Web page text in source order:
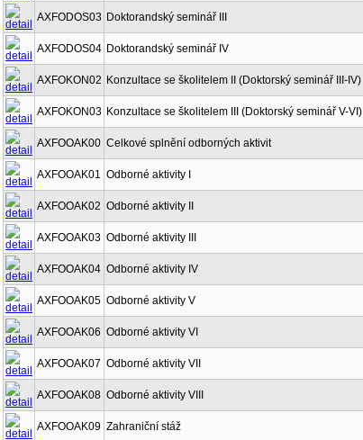
AXFODOS03 Doktorandský seminář III
AXFODOS04 Doktorandský seminář IV
AXFOKON02 Konzultace se školitelem II (Doktorský seminář III-IV)
AXFOKON03 Konzultace se školitelem III (Doktorský seminář V-VI)
AXFOOAK00 Celkové splnění odborných aktivit
AXFOOAK01 Odborné aktivity I
AXFOOAK02 Odborné aktivity II
AXFOOAK03 Odborné aktivity III
AXFOOAK04 Odborné aktivity IV
AXFOOAK05 Odborné aktivity V
AXFOOAK06 Odborné aktivity VI
AXFOOAK07 Odborné aktivity VII
AXFOOAK08 Odborné aktivity VIII
AXFOOAK09 Zahraniční stáž